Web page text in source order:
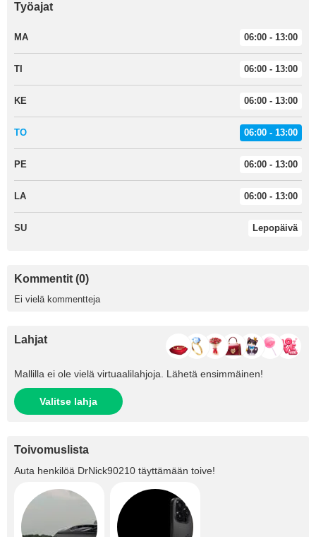
Työajat
MA 06:00 - 13:00
TI 06:00 - 13:00
KE 06:00 - 13:00
TO 06:00 - 13:00
PE 06:00 - 13:00
LA 06:00 - 13:00
SU Lepopäivä
Kommentit (0)
Ei vielä kommentteja
Lahjat
Mallilla ei ole vielä virtuaalilahjoja. Lähetä ensimmäinen!
Valitse lahja
Toivomuslista
Auta henkilöä DrNick90210 täyttämään toive!